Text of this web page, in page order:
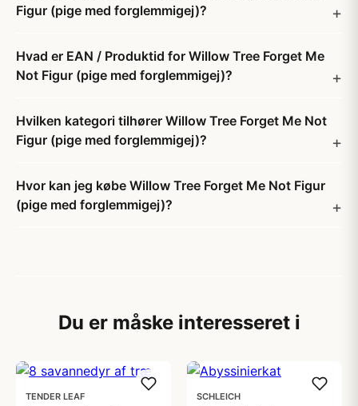
Figur (pige med forglemmigej)?
Hvad er EAN / Produktid for Willow Tree Forget Me
Not Figur (pige med forglemmigej)?
Hvilken kategori tilhører Willow Tree Forget Me Not
Figur (pige med forglemmigej)?
Hvor kan jeg købe Willow Tree Forget Me Not Figur
(pige med forglemmigej)?
Du er måske interesseret i
TENDER LEAF SCHLEICH